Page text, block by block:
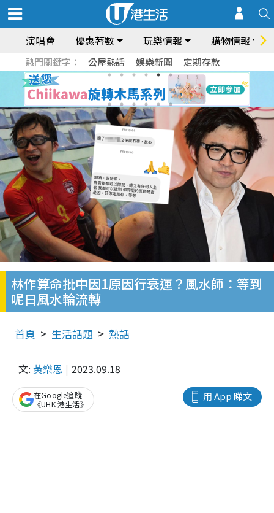
演唱會 優惠著數 玩樂情報 購物情報
熱門關鍵字： 公屋熱話 娛樂新聞 定期存款
林作算命批中因1原因行衰運？風水師：等到
呢日風水輪流轉
首頁 生活話題 熱話
文: 黃樂恩 2023.09.18
用 App 睇文
在Google追蹤
《UHK 港生活》